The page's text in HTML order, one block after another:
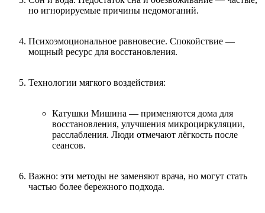
но игнорируемые причины недомоганий.
Психоэмоциональное равновесие. Спокойствие —
мощный ресурс для восстановления.
Технологии мягкого воздействия:
Катушки Мишина — применяются дома для
восстановления, улучшения микроциркуляции,
расслабления. Люди отмечают лёгкость после
сеансов.
Важно: эти методы не заменяют врача, но могут стать
частью более бережного подхода.